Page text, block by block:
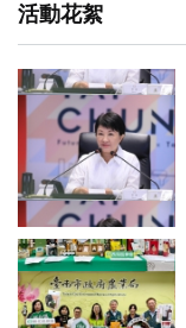
活動花絮